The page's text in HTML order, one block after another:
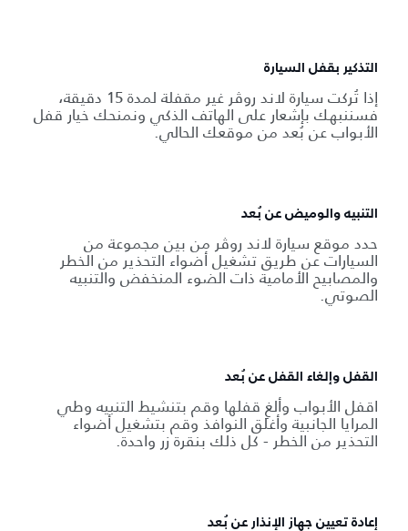
التذكير بقفل السيارة
إذا تُركت سيارة لاند روڤر غير مقفلة لمدة 15 دقيقة،
فسننبهك بإشعار على الهاتف الذكي ونمنحك خيار قفل
الأبواب عن بُعد من موقعك الحالي.
التنبيه والوميض عن بُعد
حدد موقع سيارة لاند روڤر من بين مجموعة من
السيارات عن طريق تشغيل أضواء التحذير من الخطر
والمصابيح الأمامية ذات الضوء المنخفض والتنبيه
الصوتي.
القفل وإلغاء القفل عن بُعد
اقفل الأبواب وألغِ قفلها وقم بتنشيط التنبيه وطي
المرايا الجانبية وأغلق النوافذ وقم بتشغيل أضواء
التحذير من الخطر - كل ذلك بنقرة زر واحدة.
إعادة تعيين جهاز الإنذار عن بُعد